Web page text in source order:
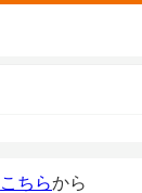
こちらから